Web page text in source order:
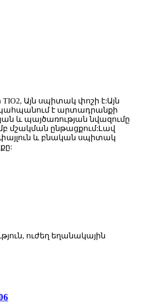
Այն սպիտակ փոշի է:Այն
պահպանում է արտադրանքի
և պայծառության նվազումը
մշակման ընթացքում:Լավ
փայլուն և բնական սպիտակ
ուժեղ եղանակային